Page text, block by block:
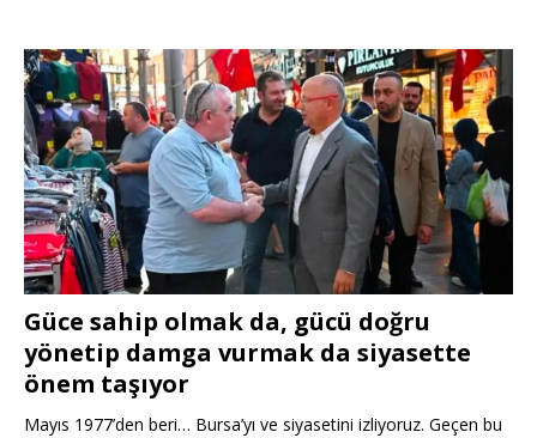
Güce sahip olmak da, gücü doğru
yönetip damga vurmak da siyasette
önem taşıyor
Mayıs 1977’den beri… Bursa’yı ve siyasetini izliyoruz. Geçen bu